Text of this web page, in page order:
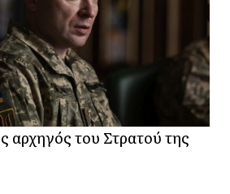
αρχηγός του Στρατού της